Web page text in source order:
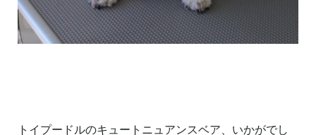
トイプードルのキュートニュアンスベア、いかがでし